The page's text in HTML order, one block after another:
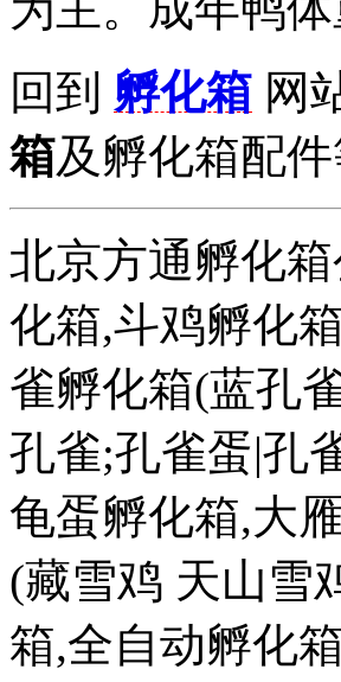
回到 孵化箱 网
箱及孵化箱配
北京方通孵化
化箱,斗鸡孵化
雀孵化箱(蓝孔
孔雀;孔雀蛋|孔
龟蛋孵化箱,大
(藏雪鸡 天山雪
箱,全自动孵化